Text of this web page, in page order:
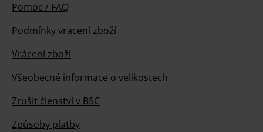
Pomoc / FAQ
Podmínky vracení zboží
Vrácení zboží
Všeobecné informace o velikostech
Zrušit členství v BSC
Způsoby platby